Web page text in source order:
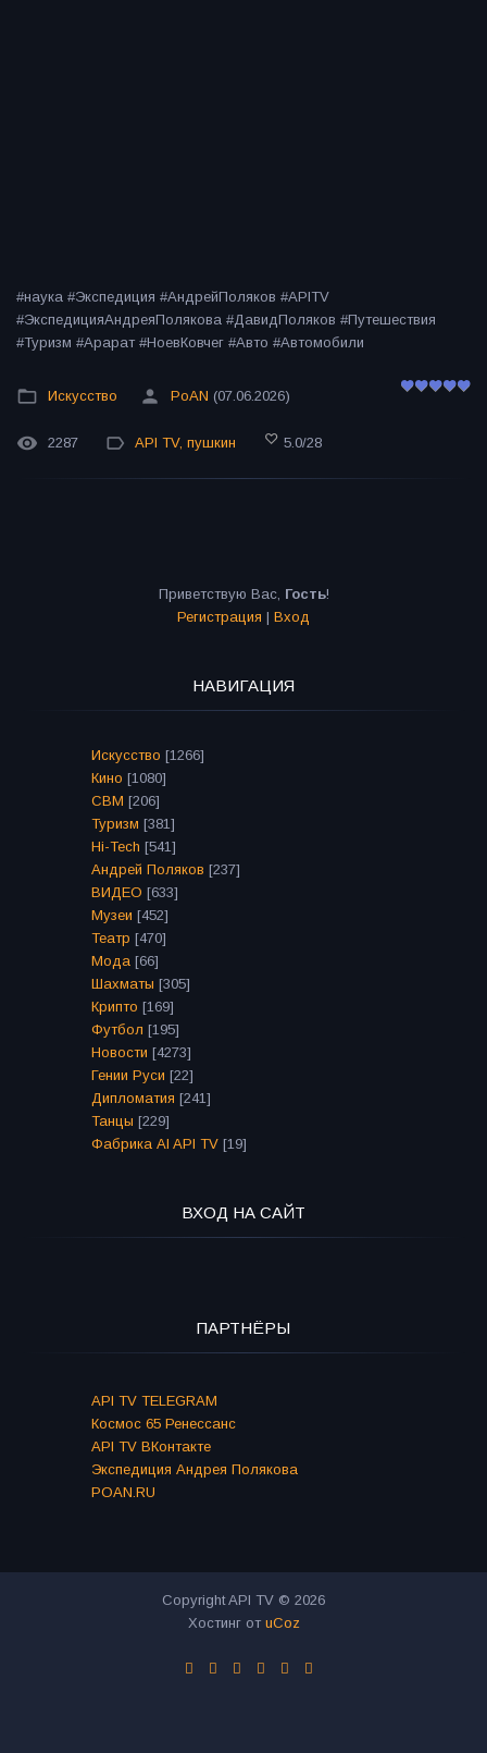
#наука #Экспедиция #АндрейПоляков #APITV
#ЭкспедицияАндреяПолякова #ДавидПоляков #Путешествия
#Туризм #Арарат #НоевКовчег #Авто #Автомобили
Искусство PoAN (07.06.2026)
2287 API TV, пушкин 5.0/28
Приветствую Вас, Гость!
Регистрация | Вход
НАВИГАЦИЯ
Искусство [1266]
Кино [1080]
СВМ [206]
Туризм [381]
Hi-Tech [541]
Андрей Поляков [237]
ВИДЕО [633]
Музеи [452]
Театр [470]
Мода [66]
Шахматы [305]
Крипто [169]
Футбол [195]
Новости [4273]
Гении Руси [22]
Дипломатия [241]
Танцы [229]
Фабрика AI API TV [19]
ВХОД НА САЙТ
ПАРТНЁРЫ
API TV TELEGRAM
Космос 65 Ренессанс
API TV ВКонтакте
Экспедиция Андрея Полякова
POAN.RU
Copyright API TV © 2026
Хостинг от uCoz